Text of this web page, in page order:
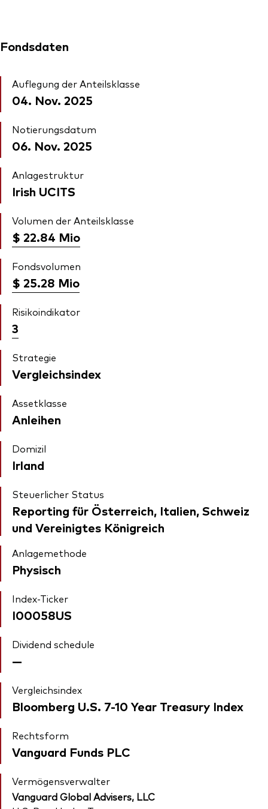
Fondsdaten
Auflegung der Anteilsklasse
04. Nov. 2025
Notierungsdatum
06. Nov. 2025
Anlagestruktur
Irish UCITS
Volumen der Anteilsklasse
$ 22.84 Mio
Fondsvolumen
$ 25.28 Mio
Risikoindikator
3
Strategie
Vergleichsindex
Assetklasse
Anleihen
Domizil
Irland
Steuerlicher Status
Reporting für Österreich, Italien, Schweiz
und Vereinigtes Königreich
Anlagemethode
Physisch
Index-Ticker
I00058US
Dividend schedule
—
Vergleichsindex
Bloomberg U.S. 7-10 Year Treasury Index
Rechtsform
Vanguard Funds PLC
Vermögensverwalter
Vanguard Global Advisers, LLC